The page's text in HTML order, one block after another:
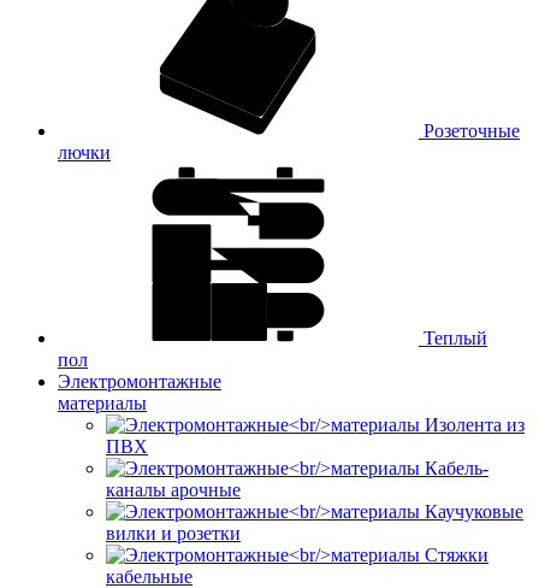
Розеточные
лючки
Теплый
пол
Электромонтажные
материалы
Изолента из
ПВХ
Кабель-
каналы арочные
Каучуковые
вилки и розетки
Стяжки
кабельные